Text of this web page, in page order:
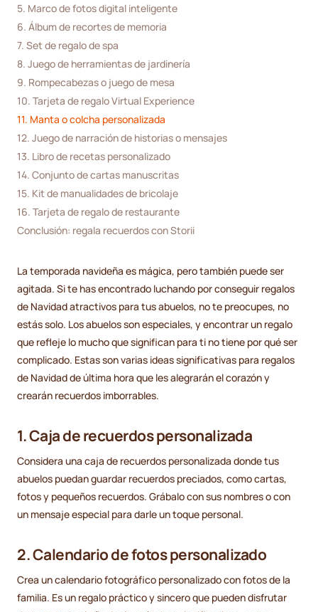
5. Marco de fotos digital inteligente
6. Álbum de recortes de memoria
7. Set de regalo de spa
8. Juego de herramientas de jardinería
9. Rompecabezas o juego de mesa
10. Tarjeta de regalo Virtual Experience
11. Manta o colcha personalizada
12. Juego de narración de historias o mensajes
13. Libro de recetas personalizado
14. Conjunto de cartas manuscritas
15. Kit de manualidades de bricolaje
16. Tarjeta de regalo de restaurante
Conclusión: regala recuerdos con Storii
La temporada navideña es mágica, pero también puede ser
agitada. Si te has encontrado luchando por conseguir regalos
de Navidad atractivos para tus abuelos, no te preocupes, no
estás solo. Los abuelos son especiales, y encontrar un regalo
que refleje lo mucho que significan para ti no tiene por qué ser
complicado. Estas son varias ideas significativas para regalos
de Navidad de última hora que les alegrarán el corazón y
crearán recuerdos imborrables.
1. Caja de recuerdos personalizada
Considera una caja de recuerdos personalizada donde tus
abuelos puedan guardar recuerdos preciados, como cartas,
fotos y pequeños recuerdos. Grábalo con sus nombres o con
un mensaje especial para darle un toque personal.
2. Calendario de fotos personalizado
Crea un calendario fotográfico personalizado con fotos de la
familia. Es un regalo práctico y sincero que pueden disfrutar